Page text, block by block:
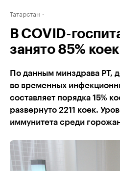
Татарстан
В COVID-
занято 85% коек
По данным минздрава РТ,
во временных
составляет порядка 15%
развернуто 2211 коек.
иммунитета среди